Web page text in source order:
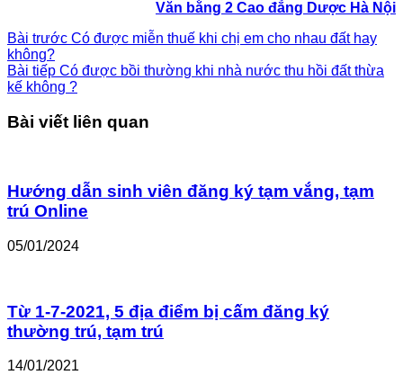
Văn bằng 2 Cao đẳng Dược Hà Nội
Bài trước Có được miễn thuế khi chị em cho nhau đất hay
không?
Bài tiếp Có được bồi thường khi nhà nước thu hồi đất thừa
kế không ?
Bài viết liên quan
Hướng dẫn sinh viên đăng ký tạm vắng, tạm
trú Online
05/01/2024
Từ 1-7-2021, 5 địa điểm bị cấm đăng ký
thường trú, tạm trú
14/01/2021